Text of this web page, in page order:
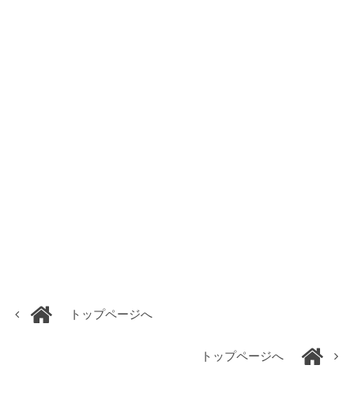
トップページへ
トップページへ